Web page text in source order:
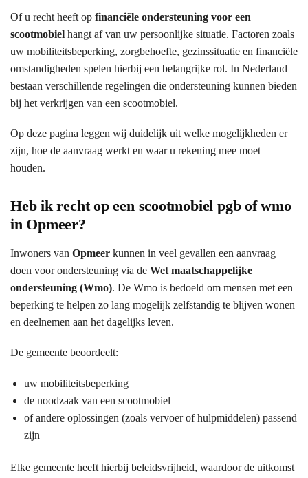
Of u recht heeft op financiële ondersteuning voor een
scootmobiel hangt af van uw persoonlijke situatie. Factoren zoals
uw mobiliteitsbeperking, zorgbehoefte, gezinssituatie en financiële
omstandigheden spelen hierbij een belangrijke rol. In Nederland
bestaan verschillende regelingen die ondersteuning kunnen bieden
bij het verkrijgen van een scootmobiel.
Op deze pagina leggen wij duidelijk uit welke mogelijkheden er
zijn, hoe de aanvraag werkt en waar u rekening mee moet
houden.
Heb ik recht op een scootmobiel pgb of wmo
in Opmeer?
Inwoners van Opmeer kunnen in veel gevallen een aanvraag
doen voor ondersteuning via de Wet maatschappelijke
ondersteuning (Wmo). De Wmo is bedoeld om mensen met een
beperking te helpen zo lang mogelijk zelfstandig te blijven wonen
en deelnemen aan het dagelijks leven.
De gemeente beoordeelt:
uw mobiliteitsbeperking
de noodzaak van een scootmobiel
of andere oplossingen (zoals vervoer of hulpmiddelen) passend
zijn
Elke gemeente heeft hierbij beleidsvrijheid, waardoor de uitkomst